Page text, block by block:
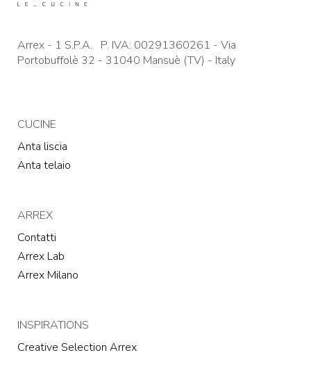
Arrex - 1 S.P.A. P. IVA: 00291360261 - Via
Portobuffolè 32 - 31040 Mansuè (TV) - Italy
CUCINE
Anta liscia
Anta telaio
ARREX
Contatti
Arrex Lab
Arrex Milano
INSPIRATIONS
Creative Selection Arrex